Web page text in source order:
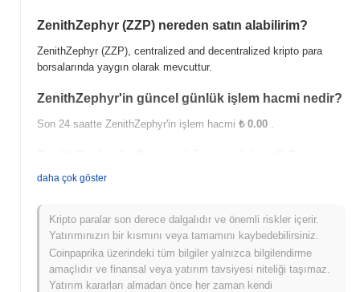
ZenithZephyr (ZZP) nereden satın alabilirim?
ZenithZephyr (ZZP), centralized and decentralized kripto para
borsalarında yaygın olarak mevcuttur.
ZenithZephyr'in güncel günlük işlem hacmi nedir?
Son 24 saatte ZenithZephyr'in işlem hacmi ₺ 0.00 .
Tüm Zamanların En Yüksek Değeri (ATH):
ZenithZephyr şu anda ATH'sinin ~0.00%altında işlem görüyor .
ZenithZephyr, daha geniş kripto piyasasıyla
karşılaştırıldığında nasıl performans gösteriyor?
daha çok göster
Kripto paralar son derece dalgalıdır ve önemli riskler içerir.
Yatırımınızın bir kısmını veya tamamını kaybedebilirsiniz.
Coinpaprika üzerindeki tüm bilgiler yalnızca bilgilendirme
amaçlıdır ve finansal veya yatırım tavsiyesi niteliği taşımaz.
Yatırım kararları almadan önce her zaman kendi